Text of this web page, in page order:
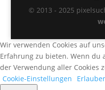
© 2013 - 2025
Wir verwenden Cookies auf
Erfahrung zu bieten. Wenn du
der Verwendung aller Cookies
Cookie-Einstellungen